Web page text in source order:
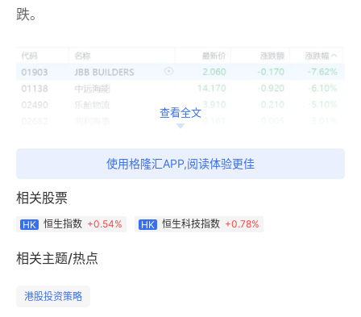
跌。
消息上，今日开盘后，集运指数（欧线）期货主力合约
格是海运市场景气度的先行指标，它的下跌往往会直接
查看全文
使用格隆汇APP,阅读体验更佳
相关股票
HK 恒生指数 +0.54% HK 恒生科技指数 +0.78%
相关主题/热点
港股投资策略